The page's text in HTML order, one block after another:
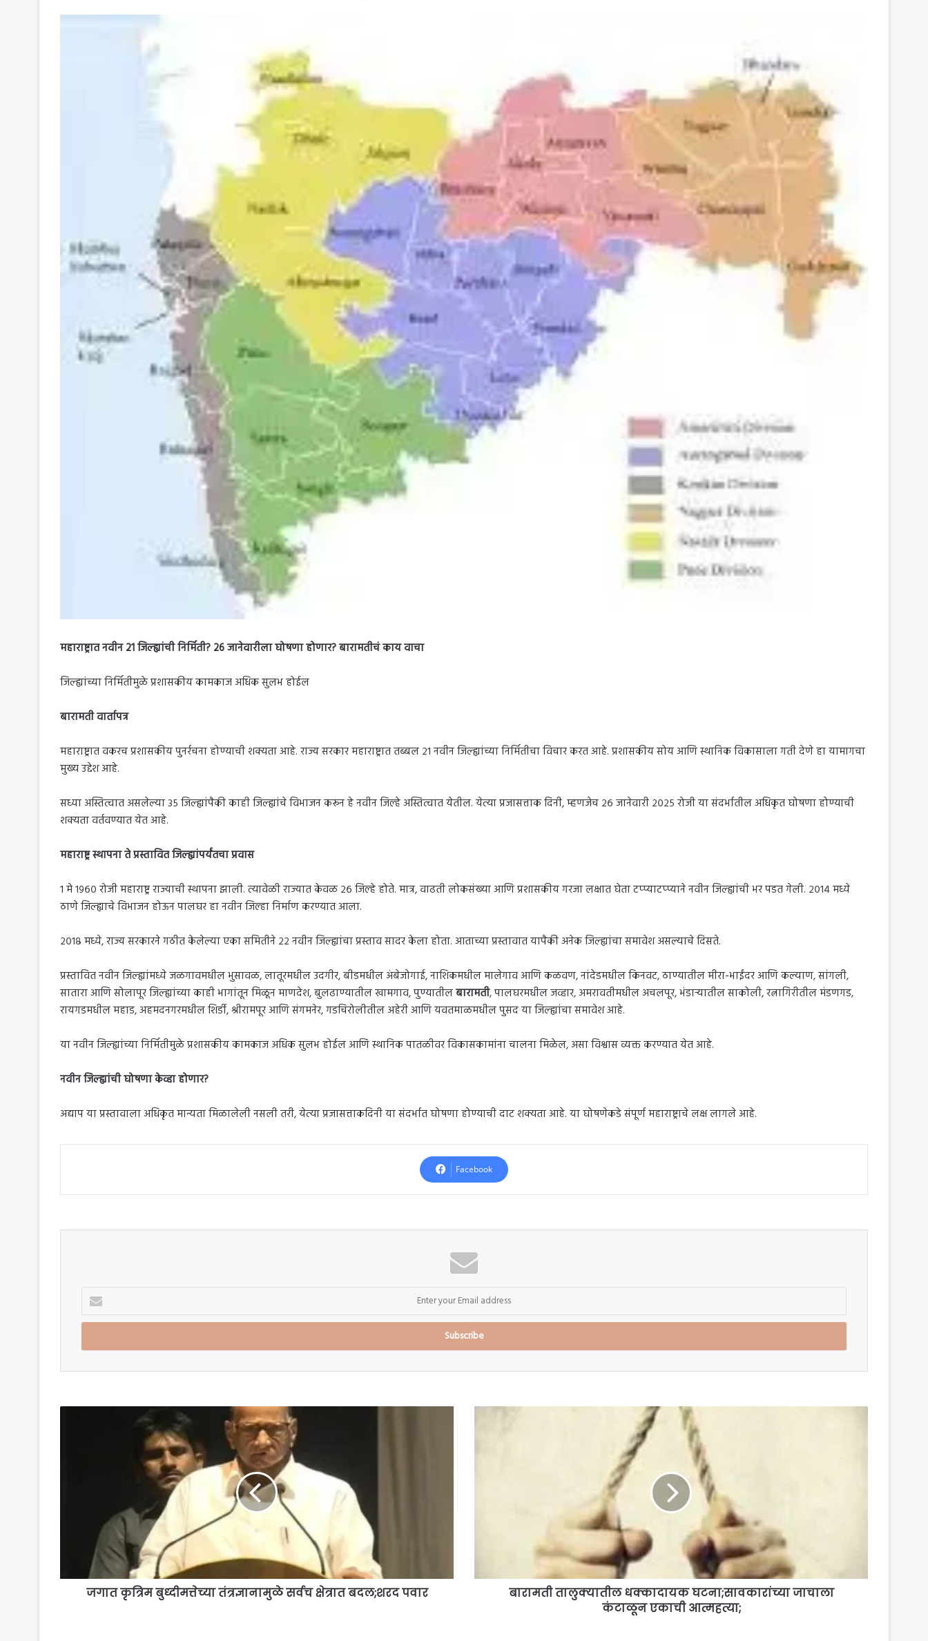
महाराष्ट्रात नवीन 21 जिल्ह्यांची निर्मिती? 26 जानेवारीला घोषणा होणार? बारामतीचं काय वाचा
जिल्ह्यांच्या निर्मितीमुळे प्रशासकीय कामकाज अधिक सुलभ होईल
बारामती वार्तापत्र
महाराष्ट्रात वकरच प्रशासकीय पुनर्रचना होण्याची शक्यता आहे. राज्य सरकार महाराष्ट्रात तब्बल २१ नवीन जिल्ह्यांच्या निर्मितीचा विचार करत आहे. प्रशासकीय सोय आणि स्थानिक विकासाला गती देणे हा यामागचा
मुख्य उद्देश आहे.
सध्या अस्तित्वात असलेल्या ३५ जिल्ह्यांपैकी काही जिल्ह्यांचे विभाजन करून हे नवीन जिल्हे अस्तित्वात येतील. येत्या प्रजासत्ताक दिनी, म्हणजेच २६ जानेवारी २०२५ रोजी या संदर्भातील अधिकृत घोषणा होण्याची
शक्यता वर्तवण्यात येत आहे.
महाराष्ट्र स्थापना ते प्रस्तावित जिल्ह्यांपर्यंतचा प्रवास
१ मे १९६० रोजी महाराष्ट्र राज्याची स्थापना झाली. त्यावेळी राज्यात केवळ २६ जिल्हे होते. मात्र, वाढती लोकसंख्या आणि प्रशासकीय गरजा लक्षात घेता टप्प्याटप्प्याने नवीन जिल्ह्यांची भर पडत गेली. २०१४ मध्ये
ठाणे जिल्ह्याचे विभाजन होऊन पालघर हा नवीन जिल्हा निर्माण करण्यात आला.
२०१८ मध्ये, राज्य सरकारने गठीत केलेल्या एका समितीने २२ नवीन जिल्ह्यांचा प्रस्ताव सादर केला होता. आताच्या प्रस्तावात यापैकी अनेक जिल्ह्यांचा समावेश असल्याचे दिसते.
प्रस्तावित नवीन जिल्ह्यांमध्ये जळगावमधील भुसावळ, लातूरमधील उदगीर, बीडमधील अंबेजोगाई, नाशिकमधील मालेगाव आणि कळवण, नांदेडमधील किनवट, ठाण्यातील मीरा-भाईंदर आणि कल्याण, सांगली,
सातारा आणि सोलापूर जिल्ह्यांच्या काही भागांतून मिळून माणदेश, बुलढाण्यातील खामगाव, पुण्यातीलबारामती, पालघरमधील जव्हार, अमरावतीमधील अचलपूर, भंडाऱ्यातील साकोली, रत्नागिरीतील मंडणगड,
रायगडमधील महाड, अहमदनगरमधील शिर्डी, श्रीरामपूर आणि संगमनेर, गडचिरोलीतील अहेरी आणि यवतमाळमधील पुसद या जिल्ह्यांचा समावेश आहे.
या नवीन जिल्ह्यांच्या निर्मितीमुळे प्रशासकीय कामकाज अधिक सुलभ होईल आणि स्थानिक पातळीवर विकासकामांना चालना मिळेल, असा विश्वास व्यक्त करण्यात येत आहे.
नवीन जिल्ह्यांची घोषणा केव्हा होणार?
अद्याप या प्रस्तावाला अधिकृत मान्यता मिळालेली नसली तरी, येत्या प्रजासत्ताकदिनी या संदर्भात घोषणा होण्याची दाट शक्यता आहे. या घोषणेकडे संपूर्ण महाराष्ट्राचे लक्ष लागले आहे.
Facebook
Enter
your
Email
जगात कृत्रिम बुध्दीमत्तेच्या तंत्रज्ञानामुळे सर्वच क्षेत्रात बदल;शरद पवार
बारामती
बारामती तालुक्यातील धक्कादायक घटना;सावकारांच्या जाचाला
कंटाळून एकाची आत्महत्या;